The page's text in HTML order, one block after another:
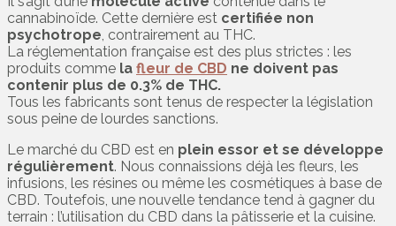
cannabinoïde. Cette dernière est certifiée non
psychotrope , contrairement au THC.
La réglementation française est des plus strictes : les
produits comme la fleur de CBD ne doivent pas
contenir plus de 0.3% de THC.
Tous les fabricants sont tenus de respecter la législation
sous peine de lourdes sanctions.
Le marché du CBD est en plein essor et se développe
régulièrement. Nous connaissions déjà les fleurs, les
infusions, les résines ou même les cosmétiques à base de
CBD. Toutefois, une nouvelle tendance tend à gagner du
terrain : l’utilisation du CBD dans la pâtisserie et la cuisine.